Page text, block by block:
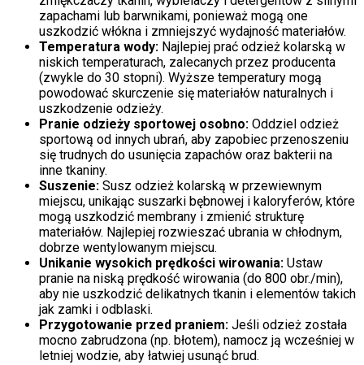
zapachami lub barwnikami, ponieważ mogą one
uszkodzić włókna i zmniejszyć wydajność materiałów.
Temperatura wody: Najlepiej prać odzież kolarską w
niskich temperaturach, zalecanych przez producenta
(zwykle do 30 stopni). Wyższe temperatury mogą
powodować skurczenie się materiałów naturalnych i
uszkodzenie odzieży.
Pranie odzieży sportowej osobno: Oddziel odzież
sportową od innych ubrań, aby zapobiec przenoszeniu
się trudnych do usunięcia zapachów oraz bakterii na
inne tkaniny.
Suszenie: Susz odzież kolarską w przewiewnym
miejscu, unikając suszarki bębnowej i kaloryferów, które
mogą uszkodzić membrany i zmienić strukturę
materiałów. Najlepiej rozwieszać ubrania w chłodnym,
dobrze wentylowanym miejscu.
Unikanie wysokich prędkości wirowania: Ustaw
pranie na niską prędkość wirowania (do 800 obr./min),
aby nie uszkodzić delikatnych tkanin i elementów takich
jak zamki i odblaski.
Przygotowanie przed praniem: Jeśli odzież została
mocno zabrudzona (np. błotem), namocz ją wcześniej w
letniej wodzie, aby łatwiej usunąć brud.